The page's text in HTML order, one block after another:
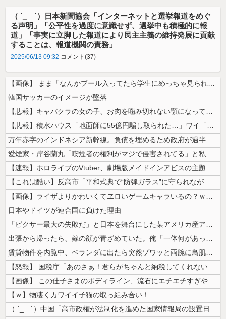
（ ´_ゝ`）日本新聞協会「インターネットと選挙報道をめぐ
る声明」「公平性を過度に意識せず、選挙中も積極的に報
道」「事実に立脚した報道により民主主義の維持発展に貢献
することは、報道機関の責務」
2025/06/13 09:32 コメント(37)
【画像】 まま「なんかプール入ってたら学生にめっちゃ見られたw」
韓国サッカーのイメージが墜落
【悲報】キャバクラの女の子、お肉を噛み切れない顎になってしまう・・・
【悲報】積水ハウス「地面師に55億円騙し取られた…」ワイ「会社終わった...
万年赤字のインドネシア新幹線。負債を埋めるため政府が過半数の株式を引き...
愛煙家・岸谷蘭丸「喫煙者の権利がマジで侵害されてる」と私見 「いくら税...
【速報】ホロライブのVtuber、劇場版メイドインアビスの主題歌決定w...
【これは酷い】反高市「平和式典で“防弾ガラス”に守られながらスピーチ。...
【画像】ライザよりかわいくてヱロいゲームキャラいるの？ｗｗｗｗｗ
日本やドイツが連合国に負けた理由
「ピクサー最大の失敗だ」と日本を舞台にした某アメリカ産アニメが話題に、...
出張から帰ったら、嫁の顔が青ざめていた。俺「一体何があったんだ？」嫁「...
賃貸物件を内覧中、ベランダに出たら突然ゾワッと両腕に鳥肌が出た。「やっ...
【怒報】 国税庁「あのさぁ！君らがちゃんと納税してくれないとこうなっち...
【画像】 この佳子さまのボディライン、流石にエチエチすぎやろ！
【ｗ】物凄くカワイイ子猫の取っ組み合い！
（ ´_ゝ`）中国「高市政権が法制化を進めた国家情報局の設置日が7月3...